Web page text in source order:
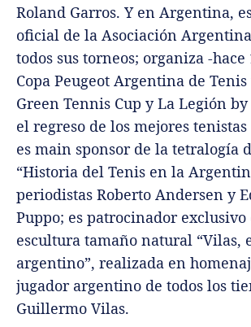
Roland Garros. Y en Argentina,
oficial de la Asociación
todos sus torneos; organiza -hace
Copa Peugeot Argentina de
Green Tennis Cup y La Legión by
el regreso de los mejores
es main sponsor de la tetralogía
“Historia del Tenis en la
periodistas Roberto Andersen y
Puppo; es patrocinador exclusivo
escultura tamaño natural “Vilas,
argentino”, realizada en
jugador argentino de todos los
Guillermo Vilas.